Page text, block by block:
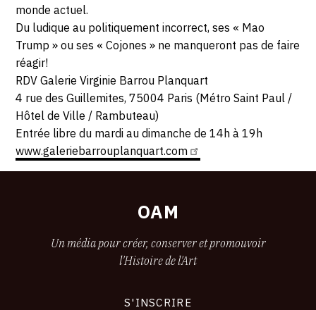
monde actuel.
Du ludique au politiquement incorrect, ses « Mao
Trump » ou ses « Cojones » ne manqueront pas de faire
réagir!
RDV Galerie Virginie Barrou Planquart
4 rue des Guillemites, 75004 Paris (Métro Saint Paul /
Hôtel de Ville / Rambuteau)
Entrée libre du mardi au dimanche de 14h à 19h
www.galeriebarrouplanquart.com
OAM
Un média pour créer, conserver et promouvoir
l'Histoire de l'Art
S'INSCRIRE